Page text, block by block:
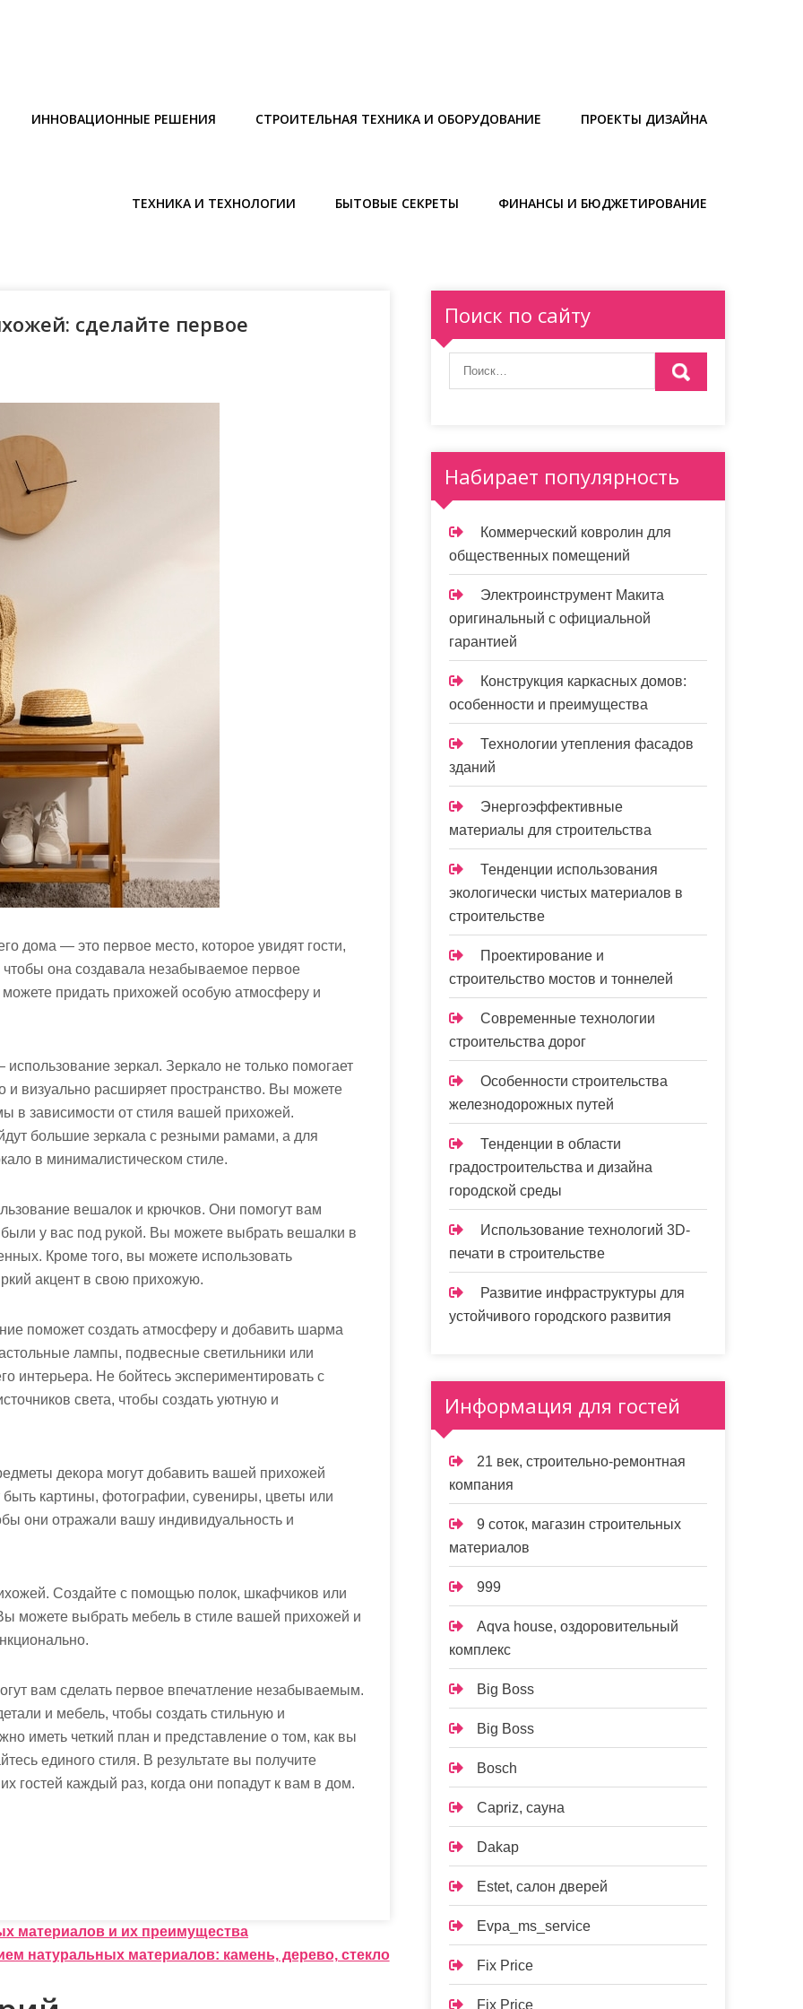
ИННОВАЦИОННЫЕ РЕШЕНИЯ СТРОИТЕЛЬНАЯ ТЕХНИКА И ОБОРУДОВАНИЕ ПРОЕКТЫ ДИЗАЙНА
ТЕХНИКА И ТЕХНОЛОГИИ БЫТОВЫЕ СЕКРЕТЫ ФИНАНСЫ И БЮДЖЕТИРОВАНИЕ
сделайте первое
дома — это первое место, которое увидят гости,
она создавала незабываемое первое
придать прихожей особую атмосферу и
зеркал. Зеркало не только помогает
визуально расширяет пространство. Вы можете
в зависимости от стиля вашей прихожей.
большие зеркала с резными рамами, а для
в минималистическом стиле.
вешалок и крючков. Они помогут вам
у вас под рукой. Вы можете выбрать вешалки в
Кроме того, вы можете использовать
акцент в свою прихожую.
поможет создать атмосферу и добавить шарма
лампы, подвесные светильники или
интерьера. Не бойтесь экспериментировать с
света, чтобы создать уютную и
декора могут добавить вашей прихожей
быть картины, фотографии, сувениры, цветы или
они отражали вашу индивидуальность и
Создайте с помощью полок, шкафчиков или
можете выбрать мебель в стиле вашей прихожей и
вам сделать первое впечатление незабываемым.
и мебель, чтобы создать стильную и
иметь четкий план и представление о том, как вы
единого стиля. В результате вы получите
гостей каждый раз, когда они попадут к вам в дом.
материалов и их преимущества
натуральных материалов: камень, дерево, стекло
Поиск по сайту
Набирает популярность
Коммерческий ковролин для
общественных помещений
Электроинструмент Макита
оригинальный с официальной
гарантией
Конструкция каркасных домов:
особенности и преимущества
Технологии утепления фасадов
зданий
Энергоэффективные
материалы для строительства
Тенденции использования
экологически чистых материалов в
строительстве
Проектирование и
строительство мостов и тоннелей
Современные технологии
строительства дорог
Особенности строительства
железнодорожных путей
Тенденции в области
градостроительства и дизайна
городской среды
Использование технологий 3D-
печати в строительстве
Развитие инфраструктуры для
устойчивого городского развития
Информация для гостей
21 век, строительно-ремонтная
компания
9 соток, магазин строительных
материалов
999
Aqva house, оздоровительный
комплекс
Big Boss
Big Boss
Bosch
Capriz, сауна
Dakap
Estet, салон дверей
Evpa_ms_service
Fix Price
Fix Price